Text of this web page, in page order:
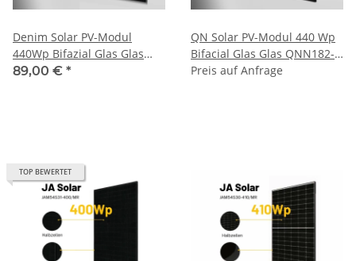
Denim Solar PV-Modul
440Wp Bifazial Glas Glas
Full Black U N3-440BBG-
89,00 € *
QN Solar PV-Modul 440 Wp
Bifacial Glas Glas QNN182-
HG-54-440W-FB Schwarz
Preis auf Anfrage
TOP BEWERTET